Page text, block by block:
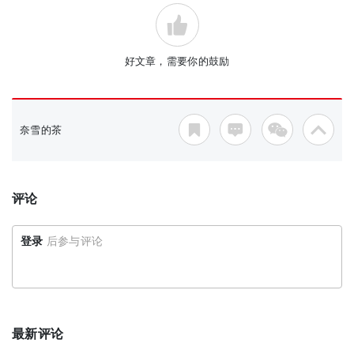
好文章，需要你的鼓励
奈雪的茶
评论
登录 后参与评论
最新评论